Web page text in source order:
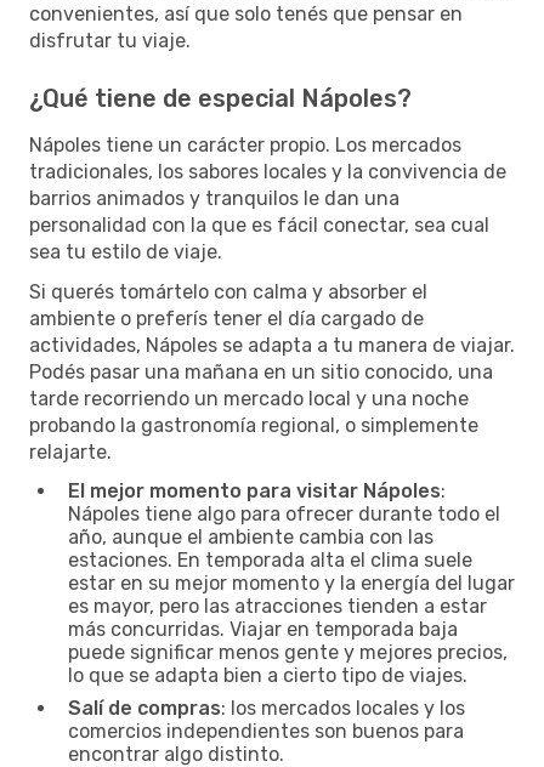
convenientes, así que solo tenés que pensar en
disfrutar tu viaje.
¿Qué tiene de especial Nápoles?
Nápoles tiene un carácter propio. Los mercados
tradicionales, los sabores locales y la convivencia de
barrios animados y tranquilos le dan una
personalidad con la que es fácil conectar, sea cual
sea tu estilo de viaje.
Si querés tomártelo con calma y absorber el
ambiente o preferís tener el día cargado de
actividades, Nápoles se adapta a tu manera de viajar.
Podés pasar una mañana en un sitio conocido, una
tarde recorriendo un mercado local y una noche
probando la gastronomía regional, o simplemente
relajarte.
El mejor momento para visitar Nápoles:
Nápoles tiene algo para ofrecer durante todo el
año, aunque el ambiente cambia con las
estaciones. En temporada alta el clima suele
estar en su mejor momento y la energía del lugar
es mayor, pero las atracciones tienden a estar
más concurridas. Viajar en temporada baja
puede significar menos gente y mejores precios,
lo que se adapta bien a cierto tipo de viajes.
Salí de compras: los mercados locales y los
comercios independientes son buenos para
encontrar algo distinto.